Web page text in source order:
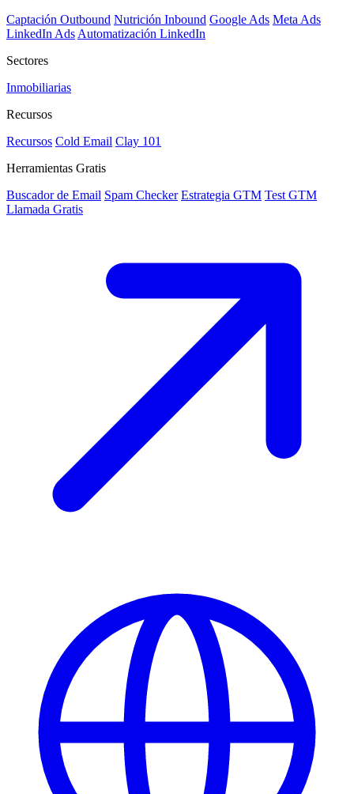
Captación Outbound Nutrición Inbound Google Ads Meta Ads
LinkedIn Ads Automatización LinkedIn
Sectores
Inmobiliarias
Recursos
Recursos Cold Email Clay 101
Herramientas Gratis
Buscador de Email Spam Checker Estrategia GTM Test GTM
Llamada Gratis